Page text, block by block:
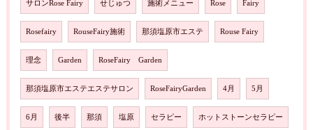
サロンRose Fairy せじゅつ 施術メニュー Rose Fairy
Rosefairy RouseFairy施術 那須塩原市エステ Rouse Fairy
理念 Garden RoseFairy Garden
那須塩原市エステエステサロン RoseFairyGarden 4月 5月
6月 後半 那須 塩原 セラピー ホットストーンセラピー